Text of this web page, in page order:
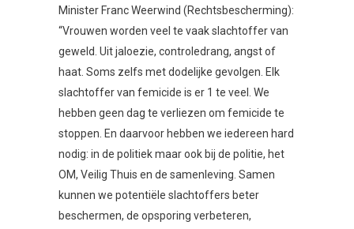
Minister Franc Weerwind (Rechtsbescherming):
“Vrouwen worden veel te vaak slachtoffer van
geweld. Uit jaloezie, controledrang, angst of
haat. Soms zelfs met dodelijke gevolgen. Elk
slachtoffer van femicide is er 1 te veel. We
hebben geen dag te verliezen om femicide te
stoppen. En daarvoor hebben we iedereen hard
nodig: in de politiek maar ook bij de politie, het
OM, Veilig Thuis en de samenleving. Samen
kunnen we potentiële slachtoffers beter
beschermen, de opsporing verbeteren,